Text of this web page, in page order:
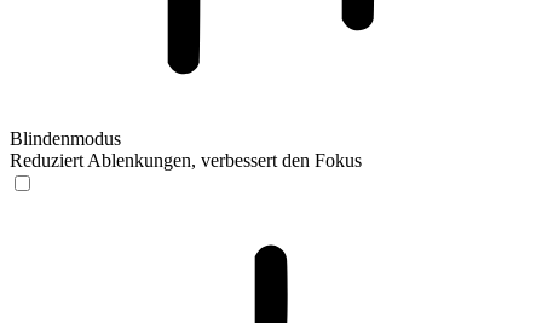
Blindenmodus
Reduziert Ablenkungen, verbessert den Fokus